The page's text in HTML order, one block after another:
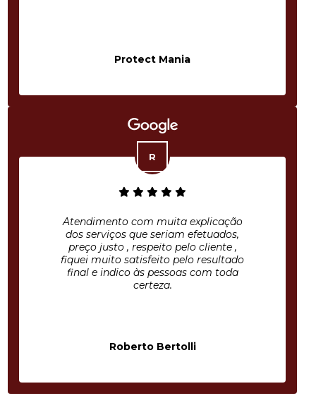
Protect Mania
Atendimento com muita explicação
dos serviços que seriam efetuados,
preço justo , respeito pelo cliente ,
fiquei muito satisfeito pelo resultado
final e indico às pessoas com toda
certeza.
Roberto Bertolli